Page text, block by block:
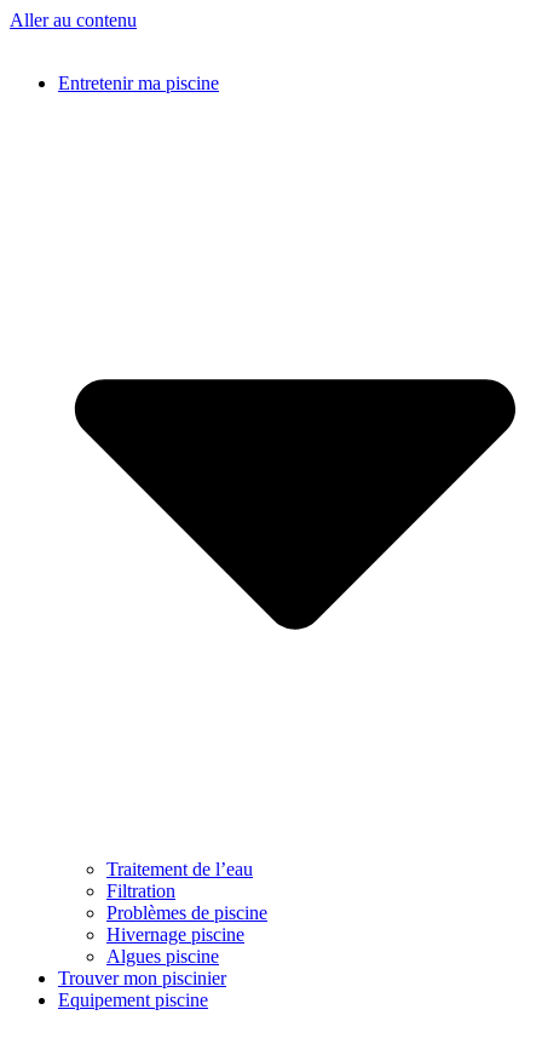
Aller au contenu
Entretenir ma piscine
Traitement de l’eau
Filtration
Problèmes de piscine
Hivernage piscine
Algues piscine
Trouver mon piscinier
Equipement piscine